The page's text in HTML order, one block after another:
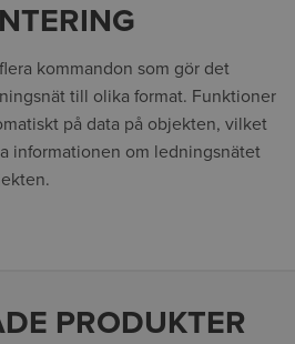
kommandon som gör det
till olika format. Funktioner
på data på objekten, vilket
informationen om ledningsnätet
PRODUKTER